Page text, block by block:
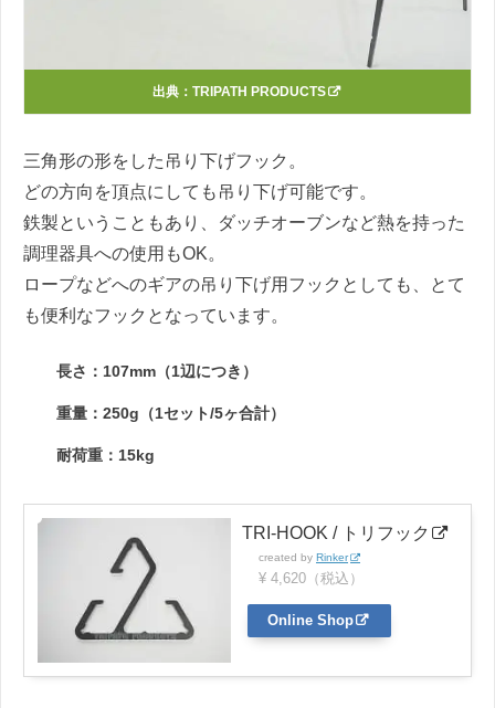
出典： TRIPATH PRODUCTS
三角形の形をした吊り下げフック。
どの方向を頂点にしても吊り下げ可能です。
鉄製ということもあり、ダッチオーブンなど熱を持った
調理器具への使用もOK。
ロープなどへのギアの吊り下げ用フックとしても、とて
も便利なフックとなっています。
長さ：107mm（1辺につき）
重量：250g（1セット/5ヶ合計）
耐荷重：15kg
TRI-HOOK / トリフック
created by Rinker
¥ 4,620（税込）
Online Shop